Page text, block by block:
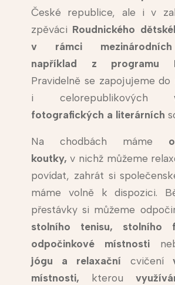
České republice, ale i v
zpěváci Roudnického
v rámci
například z programu
Pravidelně se zapojujeme do
i celorepublikových
fotografických a literárních
Na chodbách máme
koutky, v nichž můžeme
povídat, zahrát si
máme volně k dispozici.
přestávky si můžeme
stolního tenisu, stolního
odpočinkové místnosti
jógu a relaxační cvičenív
místnosti, kterou